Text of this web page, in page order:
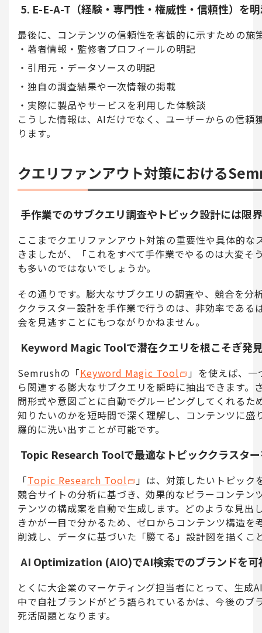
5. E-E-A-T（経験・専門性・権威性・信頼性）を
最後に、コンテンツの信頼性を客観的に示すための施
著者情報・監修者プロフィールの明記
引用元・データソースの明記
独自の調査結果や一次情報の掲載
実際に製品やサービスを利用した体験談
こうした情報は、AIだけでなく、ユーザーからの信頼
ります。
クエリファンアウト対策における
手作業でのサブクエリ調査やトピック設計には限
ここまでクエリファンアウト対策の重要性や具体的な
きましたが、「これをすべて手作業でやるのは大変そ
も多いのではないでしょうか。
その通りです。膨大なサブクエリの調査や、競合を分
ククラスター設計を手作業で行うのは、非効率である
会を見逃すことにもつながりかねません。
Keyword Magic Toolで潜在クエリを根こそぎ発
Semrushの「Keyword Magic Tool
」を使えば、
ら関連する膨大なサブクエリを瞬時に抽出できます。
問形式や意図ごとに自動でグルーピングしてくれるた
知りたいのかを短時間で深く理解し、コンテンツに盛
羅的に洗い出すことが可能です。
Topic Research Toolで最適なトピッククラスタ
「Topic Research Tool
」は、対策したいトピック
競合サイトの分析に基づき、効果的なピラーコンテン
テンツの構成案を自動で生成します。どのような見出
きかが一目で分かるため、ゼロからコンテンツ構造を
削減し、データに基づいた「勝てる」設計図を描くこ
AI Optimization (AIO)でAI検索でのブランドを可
とくに大企業のマーケティング担当者にとって、生成
中で自社ブランドがどう語られているかは、今後のブ
死活問題となります。